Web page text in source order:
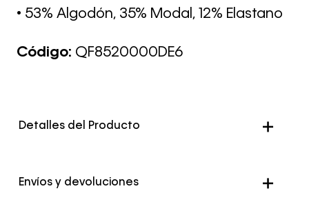
• 53% Algodón, 35% Modal, 12% Elastano
Código: QF8520000DE6
Detalles del Producto
Color Multicolor
Envíos y devoluciones